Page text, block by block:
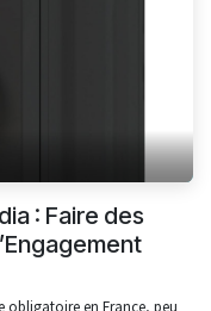
: Faire des
obligatoire en France, peu